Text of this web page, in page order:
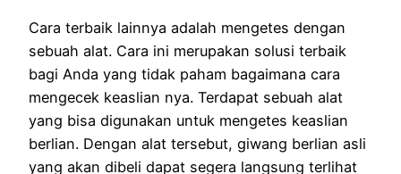
Cara terbaik lainnya adalah mengetes dengan
sebuah alat. Cara ini merupakan solusi terbaik
bagi Anda yang tidak paham bagaimana cara
mengecek keaslian nya. Terdapat sebuah alat
yang bisa digunakan untuk mengetes keaslian
berlian. Dengan alat tersebut, giwang berlian asli
yang akan dibeli dapat segera langsung terlihat